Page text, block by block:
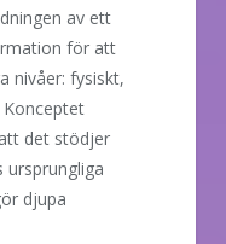
av ett
för att
nivåer: fysiskt,
det stödjer
ursprungliga
djupa